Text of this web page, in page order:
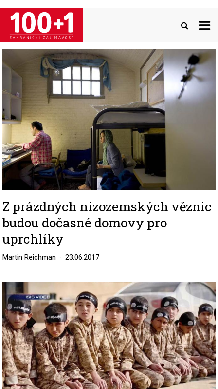
Přejít
hlavnímu
obsahu
Z prázdných nizozemských věznic
budou dočasné domovy pro
uprchlíky
Martin Reichman 23.06.2017
Image